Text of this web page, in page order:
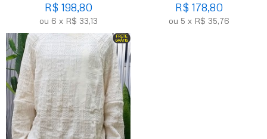
R$ 198,80
ou 6 x R$ 33,13
R$ 178,80
ou 5 x R$ 35,76